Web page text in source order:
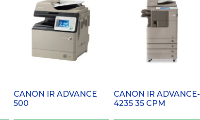
CANON IR ADVANCE
500
CANON IR ADVANCE-
4235 35 CPM